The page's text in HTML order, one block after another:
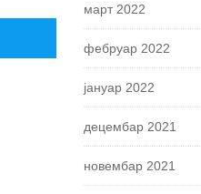
март 2022
фебруар 2022
јануар 2022
децембар 2021
новембар 2021